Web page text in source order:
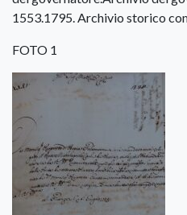
1553.1795. Archivio storico
FOTO 1